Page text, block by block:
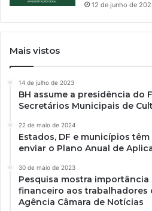
12 de junho de
Mais vistos
14 de julho de 2023
BH assume a presidência do
Secretários Municipais de
22 de maio de 2024
Estados, DF e municípios
enviar o Plano Anual de
30 de maio de 2023
Pesquisa mostra
financeiro aos trabalhadores
Agência Câmara de Notícias